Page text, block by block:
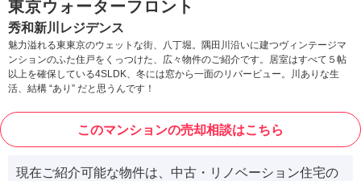
東京ウォーターフロント
秀和新川レジデンス
魅力溢れる東東京のウェットな街、八丁堀。隅田川沿いに建つヴィンテージマ
ンションのふた住戸をくっつけた、広々物件のご紹介です。居室はすべて５帖
以上を確保している4SLDK、冬には窓から一面のリバービュー。川ありな生
活、結構 “あり” だと思うんです！
このマンションの売却相談はこちら
現在ご紹介可能な物件は、中古・リノベーション住宅の